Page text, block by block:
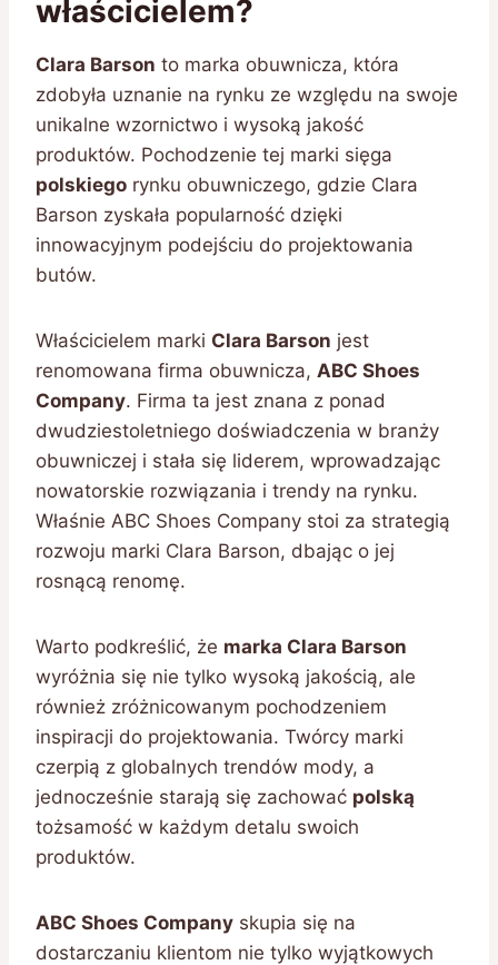
właścicielem?
Clara Barson to marka obuwnicza, która
zdobyła uznanie na rynku ze względu na swoje
unikalne wzornictwo i wysoką jakość
produktów. Pochodzenie tej marki sięga
polskiego rynku obuwniczego, gdzie Clara
Barson zyskała popularność dzięki
innowacyjnym podejściu do projektowania
butów.
Właścicielem marki Clara Barson jest
renomowana firma obuwnicza, ABC Shoes
Company. Firma ta jest znana z ponad
dwudziestoletniego doświadczenia w branży
obuwniczej i stała się liderem, wprowadzając
nowatorskie rozwiązania i trendy na rynku.
Właśnie ABC Shoes Company stoi za strategią
rozwoju marki Clara Barson, dbając o jej
rosnącą renomę.
Warto podkreślić, że marka Clara Barson
wyróżnia się nie tylko wysoką jakością, ale
również zróżnicowanym pochodzeniem
inspiracji do projektowania. Twórcy marki
czerpią z globalnych trendów mody, a
jednocześnie starają się zachować polską
tożsamość w każdym detalu swoich
produktów.
ABC Shoes Company skupia się na
dostarczaniu klientom nie tylko wyjątkowych